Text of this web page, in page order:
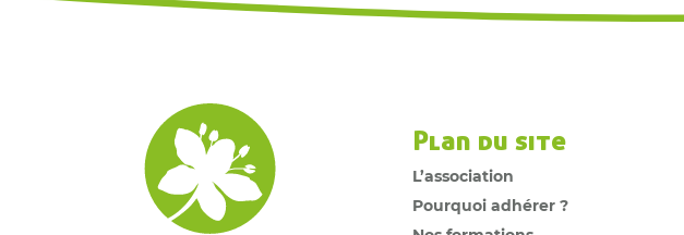
Plan du site
L’association
Pourquoi adhérer ?